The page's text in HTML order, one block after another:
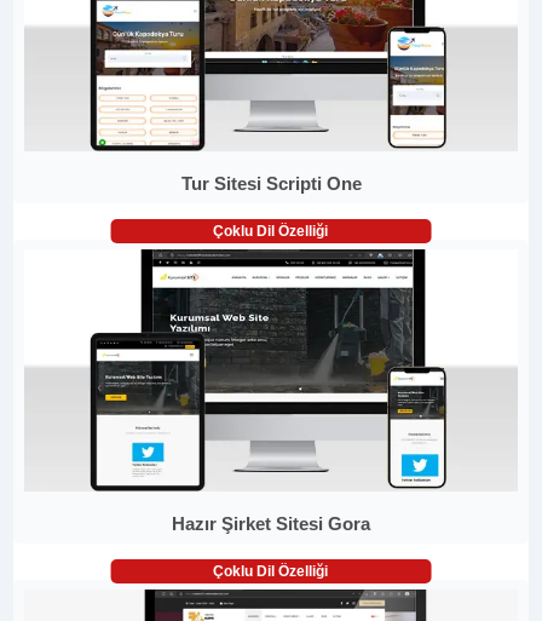
Tur Sitesi Scripti One
Çoklu Dil Özelliği
Hazır Şirket Sitesi Gora
Çoklu Dil Özelliği